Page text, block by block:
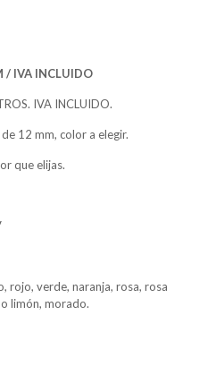
/ IVA INCLUIDO
IVA INCLUIDO.
12 mm, color a elegir.
que elijas.
rojo, verde, naranja, rosa, rosa
limón, morado.